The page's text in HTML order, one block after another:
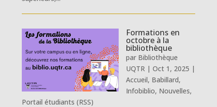
Formations en
octobre à la
bibliothèque
par Bibliothèque
UQTR| Oct 1, 2025 |
Accueil, Babillard,
Infobiblio, Nouvelles,
Portail étudiants (RSS)